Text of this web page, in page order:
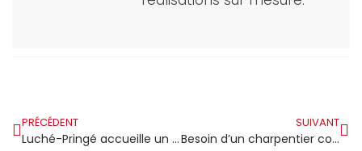
PRÉCÉDENT
Luché-Pringé accueille un nouvel artisan charpentier
SUIVANT
Besoin d’un charpentier couvreur à Rouen ? Découvrez notre expertise !